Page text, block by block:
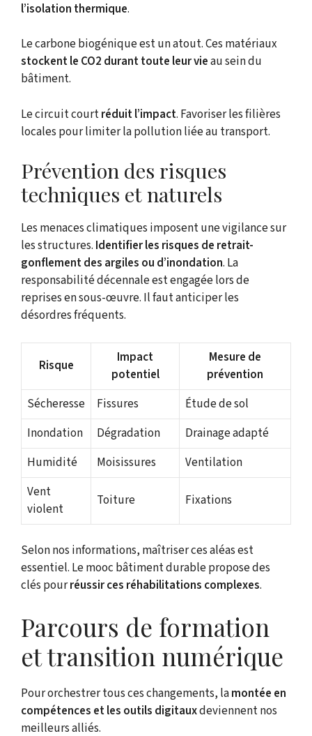
l’isolation thermique.
Le carbone biogénique est un atout. Ces matériaux
stockent le CO2 durant toute leur vieau sein du
bâtiment.
Le circuit courtréduit l’impact. Favoriser les filières
locales pour limiter la pollution liée au transport.
Prévention des risques
techniques et naturels
Les menaces climatiques imposent une vigilance sur
les structures. Identifier les risques de retrait-
gonflement des argiles ou d’inondation. La
responsabilité décennale est engagée lors de
reprises en sous-œuvre. Il faut anticiper les
désordres fréquents.
Risque
Impact
potentiel
Mesure de
prévention
Sécheresse
Fissures
Étude de sol
Inondation
Dégradation
Drainage adapté
Humidité
Moisissures
Ventilation
Vent
violent
Toiture Fixations
Selon nos informations, maîtriser ces aléas est
essentiel. Le mooc bâtiment durable propose des
clés pourréussir ces réhabilitations complexes.
Parcours de formation
et transition numérique
Pour orchestrer tous ces changements, lamontée en
compétences et les outils digitauxdeviennent nos
meilleurs alliés.